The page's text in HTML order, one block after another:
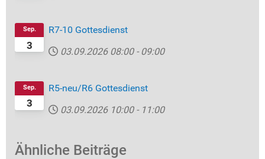
3
Sep.
R7-10 Gottesdienst
03.09.2026 08:00 - 09:00
3
Sep.
R5-neu/R6 Gottesdienst
03.09.2026 10:00 - 11:00
Ähnliche Beiträge